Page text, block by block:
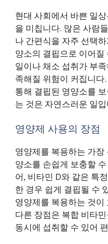
현대 사회에서 바쁜 일
을 미칩니다. 많은 사람
나 간편식을 자주 선택
양소의 결핍으로 이어질
일이나 채소 섭취가 부
족해질 위험이 커집니
통해 결핍된 영양소를
는 것은 자연스러운 일
영양제 사용의 장점
영양제를 복용하는 가장
양소를 손쉽게 보충할
어, 비타민 D와 같은 특
한 경우 쉽게 결핍될 수
영양제를 복용하는 것
다른 장점은 복합 비타
동시에 섭취할 수 있어